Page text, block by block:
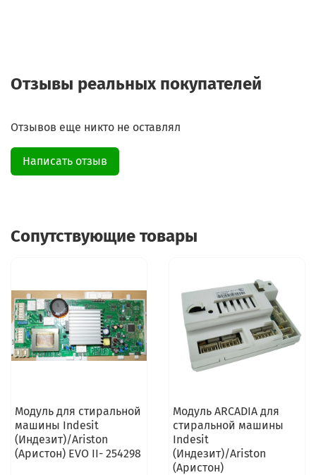
Отзывы реальных покупателей
Отзывов еще никто не оставлял
Написать отзыв
Сопутствующие товары
Модуль для стиральной
машины Indesit
(Индезит)/Ariston
(Аристон) EVO II- 254298
Модуль ARCADIA для
стиральной машины
Indesit
(Индезит)/Ariston
(Аристон)